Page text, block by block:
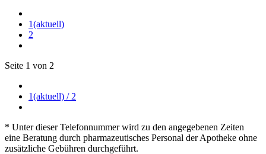
1(aktuell)
2
Seite 1 von 2
1(aktuell) / 2
* Unter dieser Telefonnummer wird zu den angegebenen Zeiten
eine Beratung durch pharmazeutisches Personal der Apotheke ohne
zusätzliche Gebühren durchgeführt.